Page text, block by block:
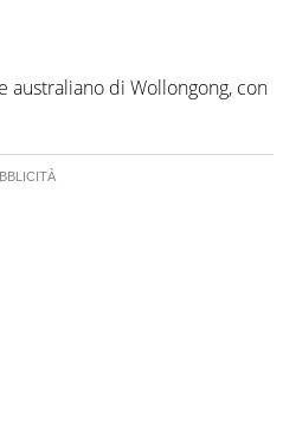
australiano di Wollongong, con